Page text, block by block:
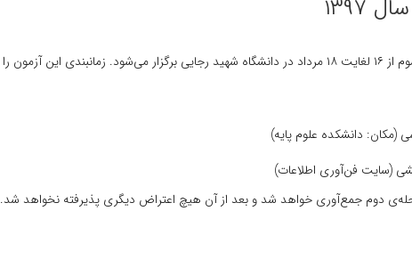
به اطلاع می‌رساند آزمون مرحله‌ی سوم از ۱۶ لغایت ۱۸ مرداد در دانشگاه شهید رجایی برگزار می‌شود. زمانبندی این آزمون را
دوم جمع‌آوری خواهد شد و بعد از آن هیچ اعتراض دیگری پذیرفته نخواهد شد.